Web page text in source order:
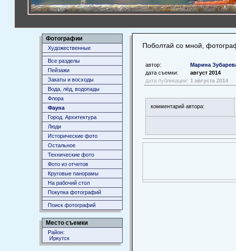
Фотографии
Художественные
Все разделы
Пейзажи
Закаты и восходы
Вода, лёд, водопады
Флора
Фауна
Город. Архитектура
Люди
Исторические фото
Остальное
Технические фото
Фото из отчетов
Круговые панорамы
На рабочий стол
Покупка фотографий
Поиск фотографий
Место съемки
Район:
Иркутск
Поболтай со мной,
автор:
Марина
дата съемки:
август 2014
дата публикации: 1 августа 2014
комментарий автора: